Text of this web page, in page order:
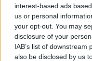
interest-based ads
us or personal
your opt-out. You may
disclosure of your
IAB’s list of
also be disclosed by us
Film #hochschulbildung
programmführer #Theater